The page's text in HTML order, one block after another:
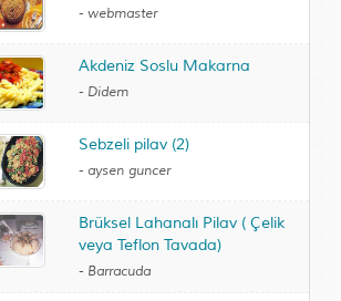
- webmaster
Akdeniz Soslu Makarna
- Didem
Sebzeli pilav (2)
- aysen guncer
Brüksel Lahanalı Pilav ( Çelik
veya Teflon Tavada)
- Barracuda